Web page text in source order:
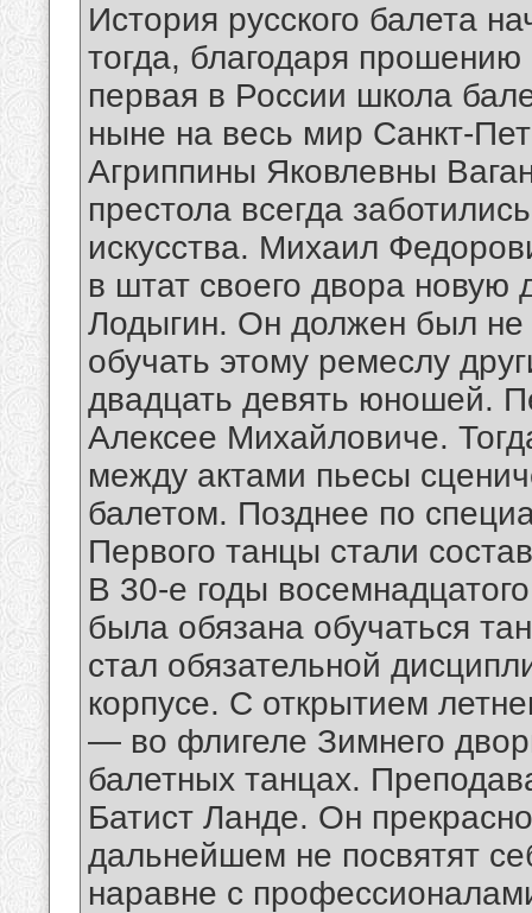
История русского балета
тогда, благодаря
первая в России школа
ныне на весь мир Санкт-
Агриппины Яковлевны
престола всегда
искусства. Михаил
в штат своего двора новую
Лодыгин. Он должен был не
обучать этому ремеслу
двадцать девять юношей.
Алексее Михайловиче.
между актами пьесы
балетом. Позднее по
Первого танцы стали
В 30-е годы
была обязана обучаться
стал обязательной
корпусе. С открытием
— во флигеле Зимнего
балетных танцах.
Батист Ланде. Он
дальнейшем не посвятят
наравне с